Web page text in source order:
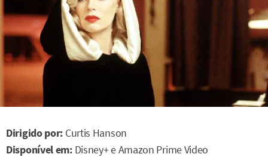
Dirigido por: Curtis Hanson
Disponível em:Disney+ e Amazon Prime Video